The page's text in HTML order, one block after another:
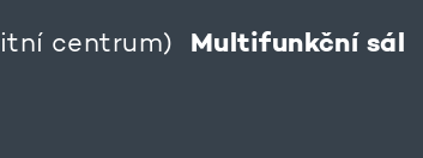
centrum) Multifunkční sál